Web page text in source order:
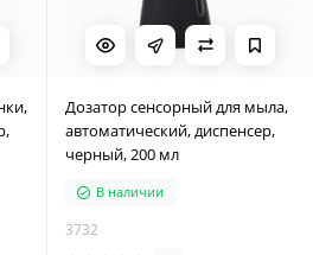
Дозатор сенсорный для мыла,
автоматический, диспенсер,
черный, 200 мл
В наличии
3732